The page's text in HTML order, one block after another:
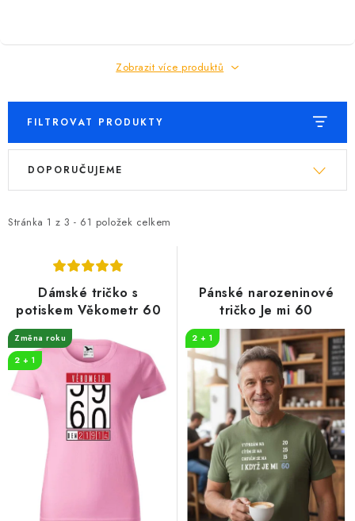
Zobrazit více produktů
FILTROVAT PRODUKTY
V
i
o
d
u
k
Stránka 1 z 3 - 61 položek celkem
Ř
e
o
d
u
DOPORUČUJEME
Dámské tričko s
potiskem Věkometr 60
Změna roku
2 + 1
Pánské narozeninové
tričko Je mi 60
2 + 1